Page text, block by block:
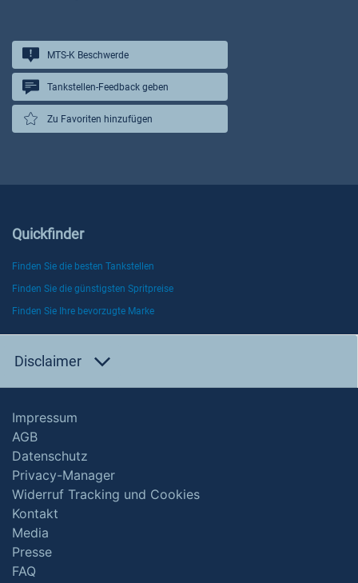
MTS-K Beschwerde
Tankstellen-Feedback geben
Zu Favoriten hinzufügen
Quickfinder
Finden Sie die besten Tankstellen
Finden Sie die günstigsten Spritpreise
Finden Sie Ihre bevorzugte Marke
Disclaimer
Impressum
AGB
Datenschutz
Privacy-Manager
Widerruf Tracking und Cookies
Kontakt
Media
Presse
FAQ